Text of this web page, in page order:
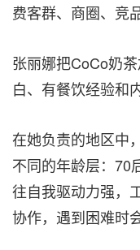
费客群、商圈、竞
张丽娜把CoCo奶
白、有餐饮经验和
在她负责的地区中
不同的年龄层：70
往自我驱动力强，
协作，遇到困难时